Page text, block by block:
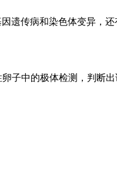
遗传病和染色体变异，
子中的极体检测，判断出